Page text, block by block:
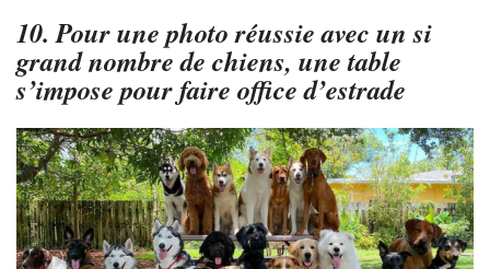
10. Pour une photo réussie avec un si
grand nombre de chiens, une table
s’impose pour faire office d’estrade